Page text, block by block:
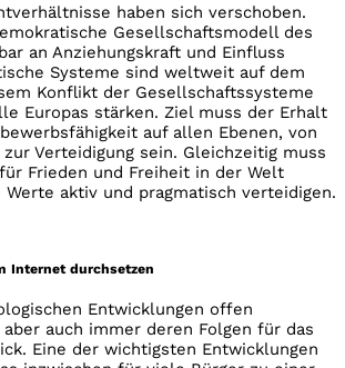
haben sich verschoben.
Gesellschaftsmodell des
an Anziehungskraft und Einfluss
Systeme sind weltweit auf dem
Konflikt der Gesellschaftssysteme
Europas stärken. Ziel muss der Erhalt
auf allen Ebenen, von
Verteidigung sein. Gleichzeitig muss
Frieden und Freiheit in der Welt
aktiv und pragmatisch verteidigen.
Internet durchsetzen
Entwicklungen offen
aber auch immer deren Folgen für das
Eine der wichtigsten Entwicklungen